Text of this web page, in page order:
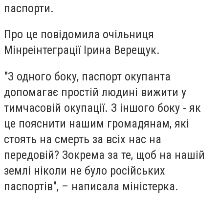
паспорти.
Про це повідомила очільниця
Мінреінтеграції Ірина Верещук.
"З одного боку, паспорт окупанта
допомагає простій людині вижити у
тимчасовій окупації. З іншого боку - як
це пояснити нашим громадянам, які
стоять на смерть за всіх нас на
передовій? Зокрема за те, щоб на нашій
землі ніколи не було російських
паспортів", – написала міністерка.